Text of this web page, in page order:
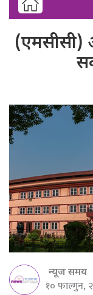
(एमसीसी)
न्यूज समय
१० फाल्गुन,